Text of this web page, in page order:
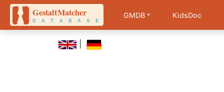
GMDB KidsDoc